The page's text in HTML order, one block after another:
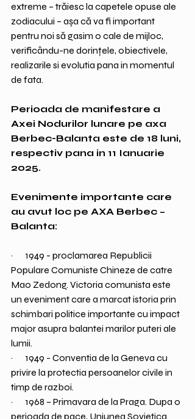
extreme – trăiesc la capetele opuse ale
zodiacului – așa că va fi important
pentru noi să gasim o cale de mijloc,
verificându-ne dorințele, obiectivele,
realizarile si evolutia pana in momentul
de fata.
Perioada de manifestare a
Axei Nodurilor lunare pe axa
Berbec-Balanta este de 18 luni,
respectiv pana in 11 Ianuarie
2025.
Evenimente importante care
au avut loc pe AXA Berbec –
Balanta:
·       1949 - proclamarea Republicii
Populare Comuniste Chineze de catre
Mao Zedong. Victoria comunista este
un eveniment care a marcat istoria prin
schimbari politice importante cu impact
major asupra balantei marilor puteri ale
lumii.
·       1949 - Conventia de la Geneva cu
privire la protectia persoanelor civile in
timp de razboi.
·       1968 – Primavara de la Praga. Dupa o
perioada de pace, Uniunea Sovietica